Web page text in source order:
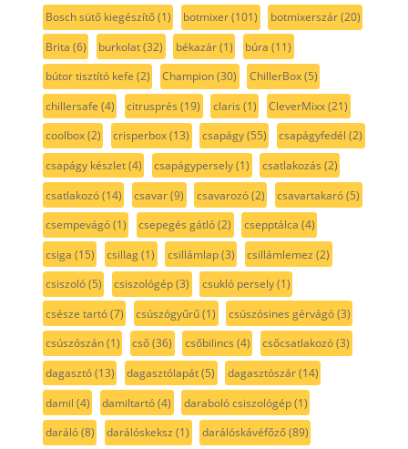
Bosch sütő kiegészítő(1) botmixer(101) botmixerszár(20)
Brita (6) burkolat(32) békazár(1) búra (11)
bútor tisztító kefe (2) Champion(30) ChillerBox(5)
chillersafe (4) citrusprés (19) claris (1) CleverMixx(21)
coolbox(2) crisperbox(13) csapágy(55) csapágyfedél (2)
csapágy készlet(4) csapágypersely(1) csatlakozás (2)
csatlakozó(14) csavar(9) csavarozó(2) csavartakaró(5)
csempevágó(1) csepegés gátló(2) csepptálca (4)
csiga (15) csillag(1) csillámlap(3) csillámlemez (2)
csiszoló(5) csiszológép(3) csukló persely(1)
csésze tartó(7) csúszógyűrű(1) csúszósines gérvágó(3)
csúszószán(1) cső(36) csőbilincs (4) csőcsatlakozó(3)
dagasztó(13) dagasztólapát(5) dagasztószár(14)
damil (4) damiltartó(4) daraboló csiszológép(1)
daráló(8) darálóskeksz (1) darálóskávéfőző(89)